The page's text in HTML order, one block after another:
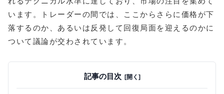
います。トレーダーの間では、ここからさらに価格が下
落するのか、あるいは反発して回復局面を迎えるのかに
ついて議論が交わされています。
記事の目次